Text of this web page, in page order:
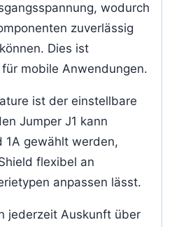
wodurch
zuverlässig
Dies ist
mobile Anwendungen.
ist der einstellbare
Jumper J1 kann
1A gewählt werden,
flexibel an
anpassen lässt.
jederzeit Auskunft über